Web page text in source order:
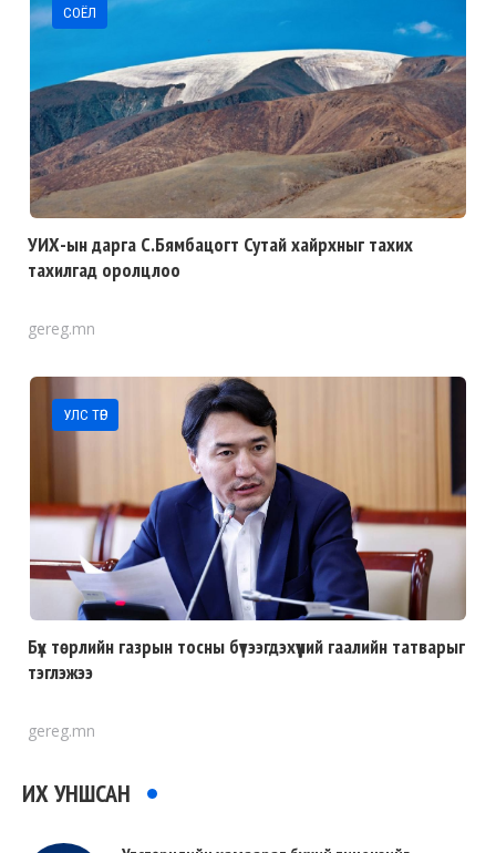
СОЁЛ
УИХ-ын дарга С.Бямбацогт Сутай хайрхныг тахих
тахилгад оролцлоо
gereg.mn
УЛС ТӨР
Бүх төрлийн газрын тосны бүтээгдэхүүний гаалийн татварыг
тэглэжээ
gereg.mn
ИХ УНШСАН